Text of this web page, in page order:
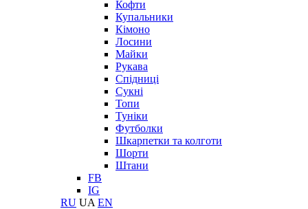
Кофти
Купальники
Кімоно
Лосини
Майки
Рукава
Спідниці
Сукні
Топи
Туніки
Футболки
Шкарпетки та колготи
Шорти
Штани
FB
IG
RU UA EN